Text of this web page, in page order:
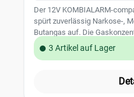
Der 12V KOMBIALARM-
spürt zuverlässig Narkose-,
Butangas auf. Die
einen hochwertigen Gas-
Narkosegas- und
gewarnt. Leistungsmerkmale: Ein-/Ausschalter
3 Artikel auf Lager